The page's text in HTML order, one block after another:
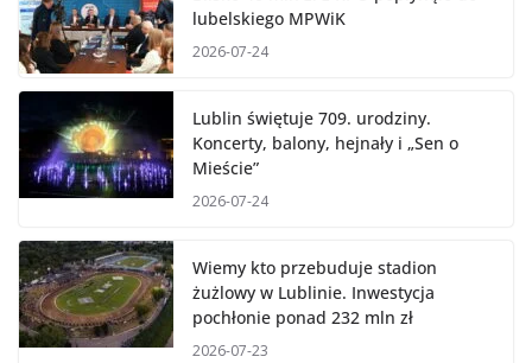
lubelskiego MPWiK
2026-07-24
Lublin świętuje 709. urodziny.
Koncerty, balony, hejnały i „Sen o
Mieście”
2026-07-24
Wiemy kto przebuduje stadion
żużlowy w Lublinie. Inwestycja
pochłonie ponad 232 mln zł
2026-07-23